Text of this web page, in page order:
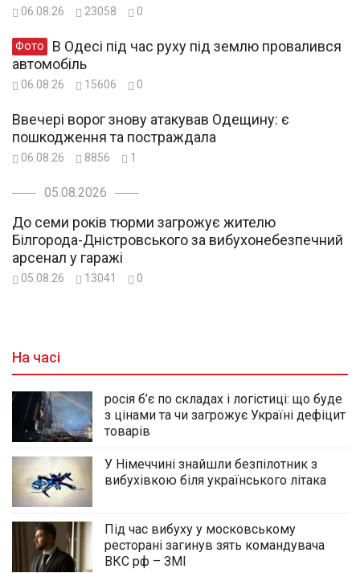
06.08.26 23058 0
Фото
автомобіль
06.08.26 15606 0
Ввечері ворог знову атакував Одещину: є
пошкодження та постраждала
06.08.26 8856 1
05.08.2026
До семи років тюрми загрожує жителю
Білгорода-Дністровського за вибухонебезпечний
арсенал у гаражі
05.08.26 13041 0
На часі
росія б’є по складах і логістиці: що буде
з цінами та чи загрожує Україні дефіцит
товарів
У Німеччині знайшли безпілотник з
вибухівкою біля українського літака
Під час вибуху у московському
ресторані загинув зять командувача
ВКС рф – ЗМІ